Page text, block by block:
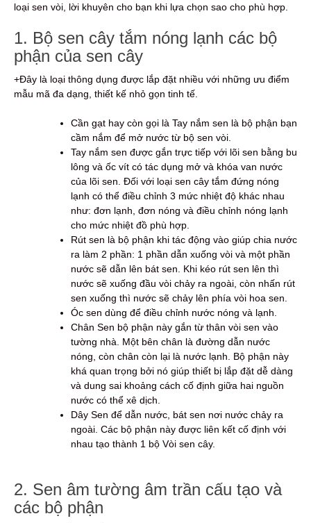
loại sen vòi, lời khuyên cho bạn khi lựa chọn sao cho phù hợp.
1. Bộ sen cây tắm nóng lạnh các bộ
phận của sen cây
+Đây là loại thông dụng được lắp đặt nhiều với những ưu điểm
mẫu mã đa dạng, thiết kế nhỏ gọn tinh tế.
Cần gạt hay còn gọi là Tay nắm sen là bộ phận bạn
cầm nắm để mở nước từ bộ sen vòi.
Tay nắm sen được gắn trực tiếp với lõi sen bằng bu
lông và ốc vít có tác dụng mở và khóa van nước
của lõi sen. Đối với loại sen cây tắm đứng nóng
lạnh có thể điều chỉnh 3 mức nhiệt độ khác nhau
như: đơn lạnh, đơn nóng và điều chỉnh nóng lạnh
cho mức nhiệt đồ phù hợp.
Rút sen là bộ phận khi tác động vào giúp chia nước
ra làm 2 phần: 1 phần dẫn xuống vòi và một phần
nước sẽ dẫn lên bát sen. Khi kéo rút sen lên thì
nước sẽ xuống đầu vòi chảy ra ngoài, còn nhấn rút
sen xuống thì nước sẽ chảy lên phía vòi hoa sen.
Óc sen dùng để điều chỉnh nước nóng và lạnh.
Chân Sen bộ phận này gắn từ thân vòi sen vào
tường nhà. Một bên chân là đường dẫn nước
nóng, còn chân còn lại là nước lạnh. Bộ phận này
khá quan trọng bởi nó giúp thiết bị lắp đặt dễ dàng
và dung sai khoảng cách cố định giữa hai nguồn
nước có thể xê dịch.
Dây Sen để dẫn nước, bát sen nơi nước chảy ra
ngoài. Các bộ phận này được liên kết cố định với
nhau tạo thành 1 bộ Vòi sen cây.
2. Sen âm tường âm trần cấu tạo và
các bộ phận